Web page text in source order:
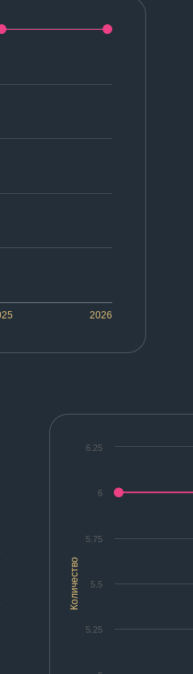
2026
Количество
5.25
5.5
5.75
6
6.25